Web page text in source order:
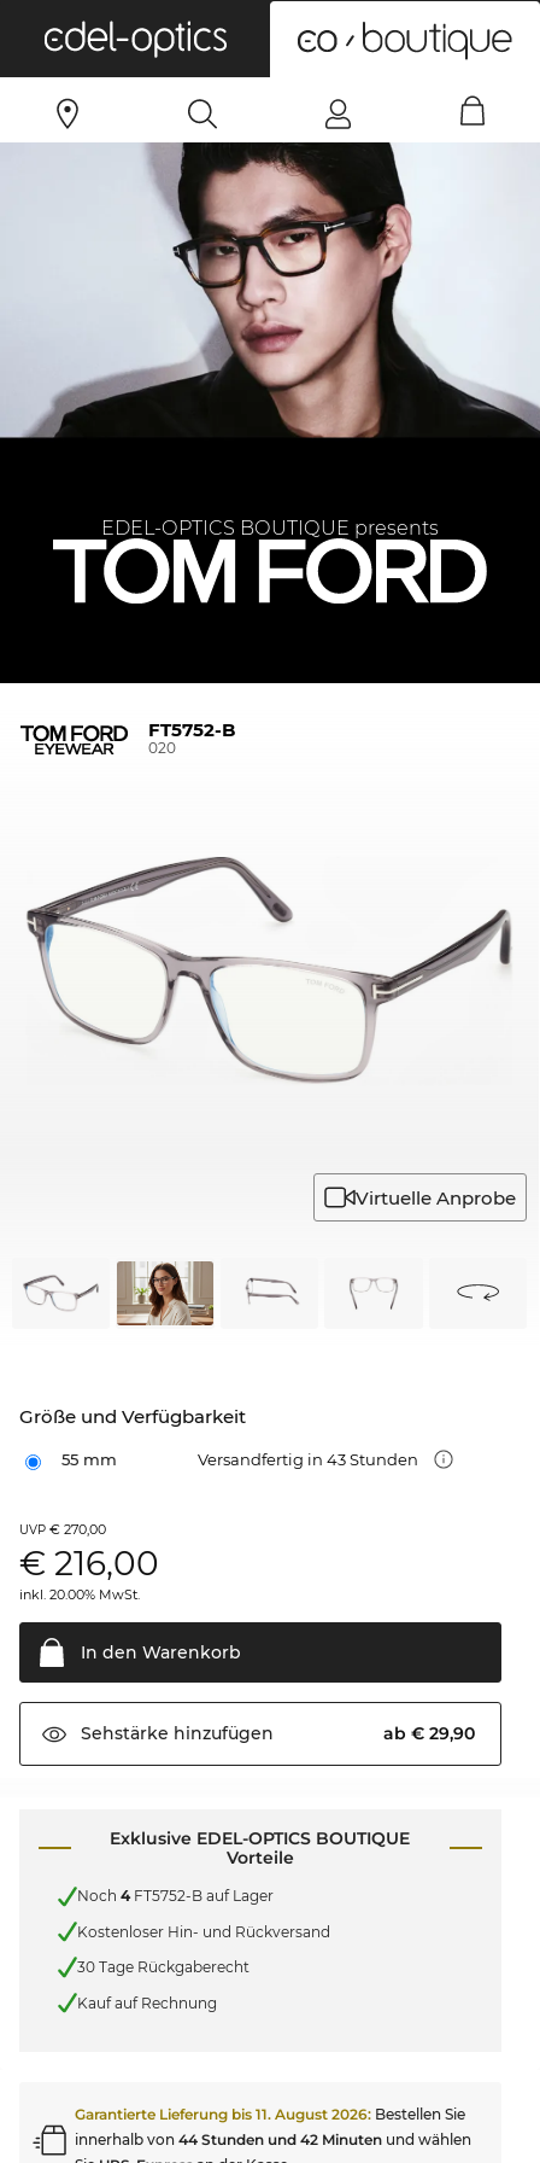
EDEL-OPTICS BOUTIQUE presents
FT5752-B
020
Virtuelle Anprobe
Größe und Verfügbarkeit
55 mm Versandfertig in 43 Stunden
UVP € 270,00
€ 216,00
inkl. 20.00% MwSt.
In den Warenkorb
Sehstärke hinzufügen ab € 29,90
Exklusive EDEL-OPTICS BOUTIQUE
Vorteile
Noch 4FT5752-B auf Lager
Kostenloser Hin- und Rückversand
30 Tage Rückgaberecht
Kauf auf Rechnung
Garantierte Lieferung bis 11. August 2026: Bestellen Sie
innerhalb von 44 Stunden und 42 Minuten und wählen